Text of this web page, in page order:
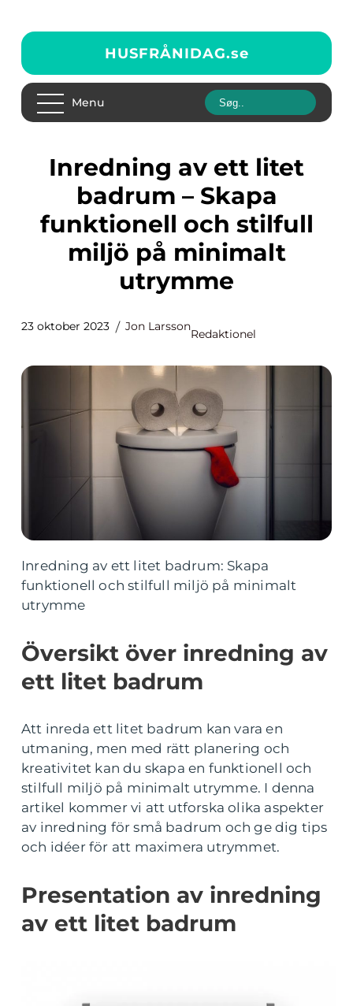
HUSFRÅNIDAG.se
Menu
Inredning av ett litet
badrum – Skapa
funktionell och stilfull
miljö på minimalt
utrymme
23 oktober 2023 Jon Larsson
Redaktionel
Inredning av ett litet badrum: Skapa
funktionell och stilfull miljö på minimalt
utrymme
Översikt över inredning av
ett litet badrum
Att inreda ett litet badrum kan vara en
utmaning, men med rätt planering och
kreativitet kan du skapa en funktionell och
stilfull miljö på minimalt utrymme. I denna
artikel kommer vi att utforska olika aspekter
av inredning för små badrum och ge dig tips
och idéer för att maximera utrymmet.
Presentation av inredning
av ett litet badrum